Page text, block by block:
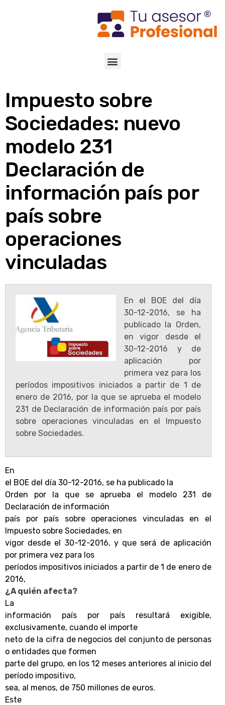
Impuesto sobre
Sociedades: nuevo
modelo 231
Declaración de
información país por
país sobre
operaciones
vinculadas
En el BOE del día
30-12-2016, se ha
publicado la Orden,
en vigor desde el
30-12-2016 y de
aplicación por
primera vez para los
períodos impositivos iniciados a partir de 1 de
enero de 2016, por la que se aprueba el modelo
231 de Declaración de información país por país
sobre operaciones vinculadas en el Impuesto
sobre Sociedades.
En
el BOE del día 30-12-2016, se ha publicado la
Orden por la que se aprueba el modelo 231 de
Declaración de información
país por país sobre operaciones vinculadas en el
Impuesto sobre Sociedades, en
vigor desde el 30-12-2016, y que será de aplicación
por primera vez para los
períodos impositivos iniciados a partir de 1 de enero de
2016,
¿A quién afecta?
La
información país por país resultará exigible,
exclusivamente, cuando el importe
neto de la cifra de negocios del conjunto de personas
o entidades que formen
parte del grupo, en los 12 meses anteriores al inicio del
período impositivo,
sea, al menos, de 750 millones de euros.
Este